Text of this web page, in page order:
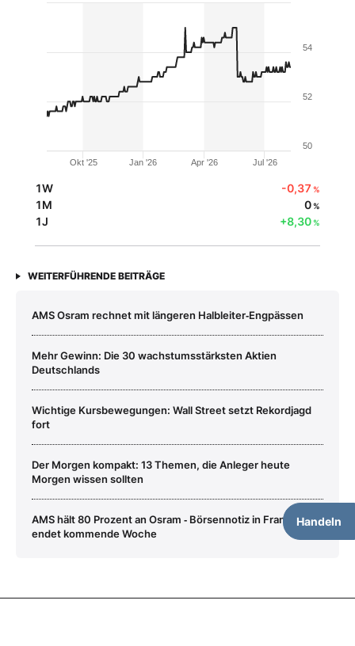
Handeln
Okt '25 Jan '26 Apr '26 Jul '26
50
52
54
1W -0,37 %
1M 0%
1J +8,30%
WEITERFÜHRENDE BEITRÄGE
AMS Osram rechnet mit längeren Halbleiter‑Engpässen
Mehr Gewinn: Die 30 wachstumsstärksten Aktien
Deutschlands
Wichtige Kursbewegungen: Wall Street setzt Rekordjagd
fort
Der Morgen kompakt: 13 Themen, die Anleger heute
Morgen wissen sollten
AMS hält 80 Prozent an Osram ‑ Börsennotiz in Frankfurter
endet kommende Woche